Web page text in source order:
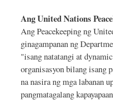
Ang United Nations
Ang Peacekeeping ng
ginagampanan ng
"isang natatangi at
organisasyon bilang isang
na nasira ng mga labanan
pangmatagalang